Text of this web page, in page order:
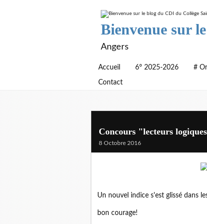
Bienvenue sur
Angers
Accueil 6° 2025-2026 #
Contact
Concours "lecteurs
8 Octobre 2016
Un nouvel indice s'est glissé dans
bon courage!